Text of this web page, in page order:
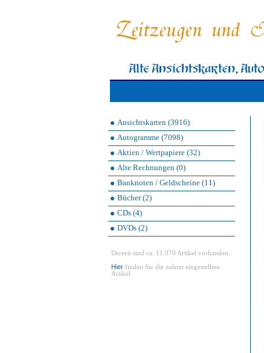
Ansichtskarten (3916)
Autogramme (7098)
Aktien / Wertpapiere (32)
Alte Rechnungen (0)
Banknoten / Geldscheine (11)
Bücher (2)
CDs (4)
DVDs (2)
Derzeit sind ca. 11.070 Artikel vorhanden.
Hier finden Sie die zuletzt eingestellten
Artikel.